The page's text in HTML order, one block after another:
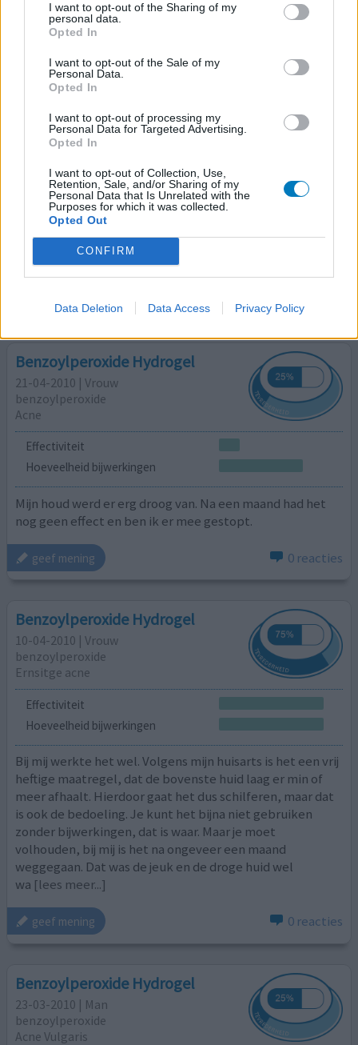
I want to opt-out of the Sharing of my
personal data.
Opted In
I want to opt-out of the Sale of my
Personal Data.
Opted In
I want to opt-out of processing my
Personal Data for Targeted Advertising.
Opted In
I want to opt-out of Collection, Use,
Retention, Sale, and/or Sharing of my
Personal Data that Is Unrelated with the
Purposes for which it was collected.
Opted Out
CONFIRM
Data Deletion Data Access Privacy Policy
Benzoylperoxide Hydrogel
13-05-2010 | Vrouw
Hoeveelheid bijwerkingen
middel eerst drie dagen op een klein stukje huid om te
kijken hoe je er op reageert. Daarna alleen gebruiken op
de acneplekjes. Dit advies is mij niet gegeven en na drie
keer smeren (over drie dagen) was mijn hele huid
'verbrand', met enorme zwelling, roodheid, jeuk, kloofjes
en schilfering tot gevolg. Voor mij heeft
1 Reactie
Benzoylperoxide Hydrogel
21-04-2010 | Vrouw
benzoylperoxide
Acne
Effectiviteit
Hoeveelheid bijwerkingen
Mijn houd werd er erg droog van. Na een maand had het
nog geen effect en ben ik er mee gestopt.
geef mening 0 reacties
Benzoylperoxide Hydrogel
10-04-2010 | Vrouw
benzoylperoxide
Ernsitge acne
Effectiviteit
Hoeveelheid bijwerkingen
Bij mij werkte het wel. Volgens mijn huisarts is het een vrij
heftige maatregel, dat de bovenste huid laag er min of
meer afhaalt. Hierdoor gaat het dus schilferen, maar dat
is ook de bedoeling. Je kunt het bijna niet gebruiken
zonder bijwerkingen, dat is waar. Maar je moet
volhouden, bij mij is het na ongeveer een maand
weggegaan. Dat was de jeuk en de droge huid wel
wa [lees meer...]
geef mening 0 reacties
Benzoylperoxide Hydrogel
23-03-2010 | Man
benzoylperoxide
Acne Vulgaris